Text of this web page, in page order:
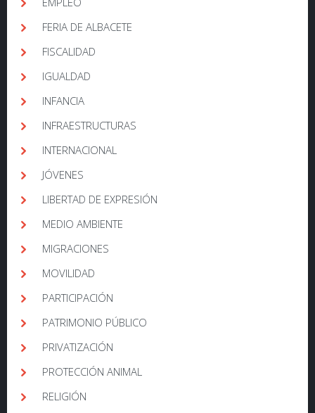
FERIA DE ALBACETE
FISCALIDAD
IGUALDAD
INFANCIA
INFRAESTRUCTURAS
INTERNACIONAL
JÓVENES
LIBERTAD DE EXPRESIÓN
MEDIO AMBIENTE
MIGRACIONES
MOVILIDAD
PARTICIPACIÓN
PATRIMONIO PÚBLICO
PRIVATIZACIÓN
PROTECCIÓN ANIMAL
RELIGIÓN